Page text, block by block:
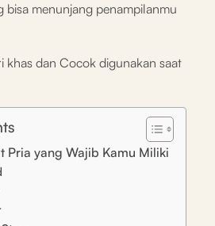
bisa menunjang penampilanmu
khas dan Cocok digunakan saat
Pria yang Wajib Kamu Miliki